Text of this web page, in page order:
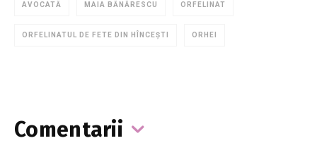
AVOCATĂ MAIA BĂNĂRESCU ORFELINAT
ORFELINATUL DE FETE DIN HÎNCEȘTI ORHEI
Comentarii